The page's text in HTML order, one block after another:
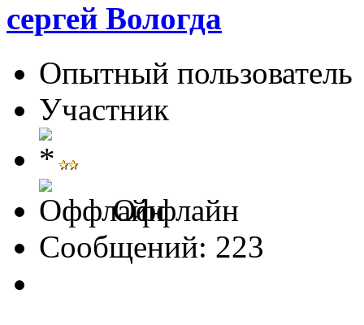
сергей Вологда
Опытный пользователь
Участник
Оффлайн
Сообщений: 223